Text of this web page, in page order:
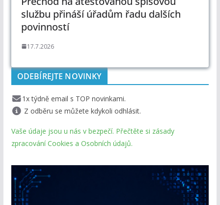
službu přináší úřadům řadu dalších
povinností
17.7.2026
ODEBÍREJTE NOVINKY
1x týdně email s TOP novinkami.
Z odběru se můžete kdykoli odhlásit.
Vaše údaje jsou u nás v bezpečí. Přečtěte si zásady
zpracování Cookies a Osobních údajů.